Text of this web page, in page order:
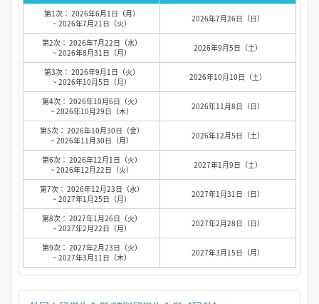
第1次： 2026年6月1日（月）
~ 2026年7月21日（火）
2026年7月26日（日）
第2次： 2026年7月22日（水）
~ 2026年8月31日（月）
2026年9月5日（土）
第3次： 2026年9月1日（火）
~ 2026年10月5日（月）
2026年10月10日（土）
第4次： 2026年10月6日（火）
~ 2026年10月29日（木）
2026年11月8日（日）
第5次： 2026年10月30日（金）
~ 2026年11月30日（月）
2026年12月5日（土）
第6次： 2026年12月1日（火）
~ 2026年12月22日（火）
2027年1月9日（土）
第7次： 2026年12月23日（水）
~ 2027年1月25日（月）
2027年1月31日（日）
第8次： 2027年1月26日（火）
~ 2027年2月22日（月）
2027年2月28日（日）
第9次： 2027年2月23日（火）
~ 2027年3月11日（木）
2027年3月15日（月）